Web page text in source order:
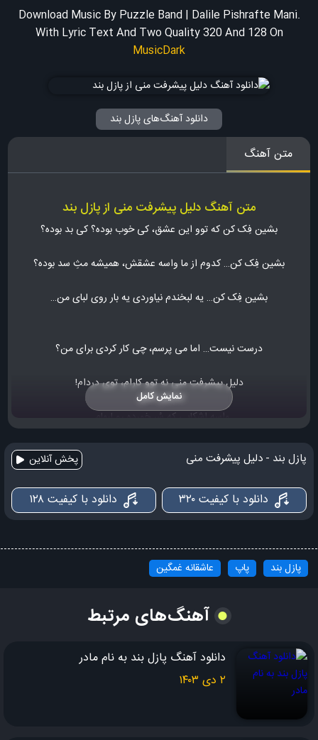
Download Music By Puzzle Band | Dalile Pishrafte Mani.
With Lyric Text And Two Quality 320 And 128 On
MusicDark
دانلود آهنگ‌های پازل بند
متن آهنگ
متن آهنگ دلیل پیشرفت منی از پازل بند
بشین فِک کن که توو این عشق، کی خوب بوده؟ کی بد بوده؟
بشین فِک کن… کدوم از ما واسه عشقش، همیشه مثِ سد بوده؟
بشین فِک کن… یه لبخندم نیاوردی یه بار روی لبای من…
درست نیست… اما می پرسم، چی کار کردی برای من؟
دلیلِ پیشرفتِ منی نه توو کارام، توی دردام!
واسه اشکایی که سُر خورده رو لبهام…
دلیلِ پیشرفتِ منی نه توو کارام، توی دردام!
واسه بیشتر شدنه سوزشِ زخمام…
کی می تونه مثلِ تو، ریشه مو از تَه بکنه؟
کی می تونه مثلِ تو، با قلبِ من بازی کنه؟
دلیلِ پیشرفتِ منی نه توو کارام، توی دردام!
نمایش کامل
پازل بند - دلیل پیشرفت منی پخش آنلاین
دانلود با کیفیت ۳۲۰ دانلود با کیفیت ۱۲۸
پازل بند پاپ عاشقانه غمگین
آهنگ‌های مرتبط
دانلود آهنگ پازل بند به نام مادر
۲ دی ۱۴۰۳